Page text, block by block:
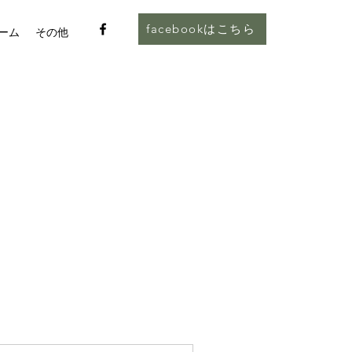
ム その他 facebookはこちら